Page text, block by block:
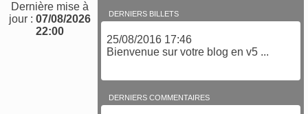
Dernière mise à
jour :07/08/2026
22:00
DERNIERS BILLETS
25/08/2016 17:46
Bienvenue sur votre blog en v5 ...
DERNIERS COMMENTAIRES